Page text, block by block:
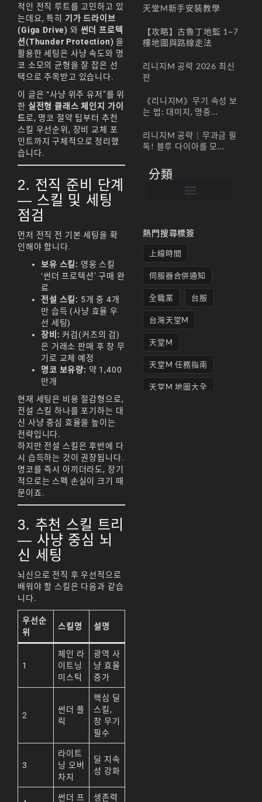
적인 전직 루트를 고민하고 있
는데요, 특히 기가 드라이브
(Giga Drive) 와 썬더 프로텍
션(Thunder Protection) 을
활용한 세팅은 사냥 속도와 명
코 소모의 균형을 잘 잡은 선
택으로 주목받고 있습니다.
이 글은 “사냥 위주 유저”를 위
한 실전형 클래스 체인지 가이
드로, 명코 절약 팁부터 추천
스킬 우선순위, 장비 교체 포
인트까지 구체적으로 정리했
습니다.
2. 전직 준비 단계
— 스킬 및 세팅
점검
먼저 전직 전 기본 세팅을 확
인해야 합니다.
보유 스킬: 영웅 스킬
‘썬더 프로텍션’ 구매 완
료
전설 스킬: 5개 중 4개
만 습득 (사냥 효율 우
선 세팅)
장비: 커검(커츠의 검)
은 거래소 판매 후 창 무
기로 교체 예정
명코 보유량: 약 1,400
만개
현재 세팅은 비용 절감형으로,
전설 스킬 하나를 포기하는 대
신 사냥 중심 효율을 높이는
전략입니다.
하지만 전설 스킬은 후반에 다
시 습득하는 것이 권장됩니다.
명코를 즉시 아끼더라도, 장기
적으로는 스펙 손실이 크기 때
문이죠.
3. 추천 스킬 트리
— 사냥 중심 뇌
신 세팅
뇌신으로 전직 후 우선적으로
배워야 할 스킬은 다음과 같습
니다.
우선순
위
스킬명 설명
1
체인 라
이트닝
미스틱
광역 사
냥 효율
증가
2
썬더 플
릭
핵심 딜
스킬,
창 무기
필수
3
라이트
닝 오버
차지
딜 지속
성 강화
썬더 프 생존력
天堂M新手安裝教學
【攻略】古魯丁地監 1~7
樓地圖與路線走法
리니지M 공략 2026 최신
판
《리니지M》무기 속성 보
는 법: 대미지, 명중...
리니지M 공략｜무과금 필
독! 블루 다이아를 모...
分類
熱門搜尋標簽
上線時間
伺服器合併通知
全職業 台服
台灣天堂M
天堂M
天堂M 任務指南
天堂M 地圖大全